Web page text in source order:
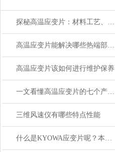
探秘高温应变片：材料工艺、热补偿与标定测试
高温应变片能解决哪些热端部件的测试难题？
高温应变片该如何进行维护保养
一文看懂高温应变片的七个产品要点
三维风速仪有哪些特点性能
什么是KYOWA应变片呢？本文详细介绍